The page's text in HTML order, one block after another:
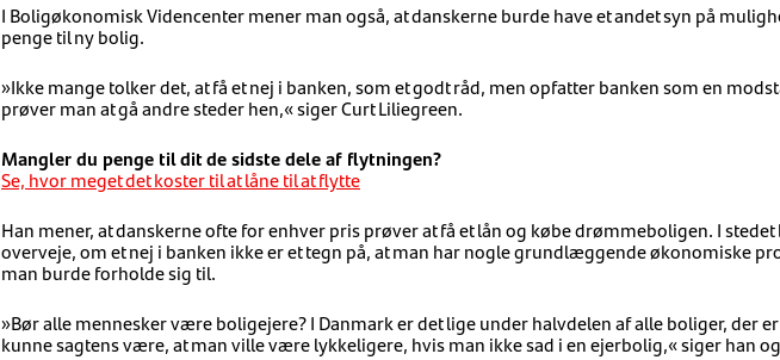
I Boligøkonomisk Videncenter mener man også, at danskerne burde have et andet syn på
penge til ny bolig.
»Ikke mange tolker det, at få et nej i banken, som et godt råd, men opfatter banken som en
prøver man at gå andre steder hen,« siger Curt Liliegreen.
Mangler du penge til dit de sidste dele af flytningen?
Se, hvor meget det koster til at låne til at flytte
Han mener, at danskerne ofte for enhver pris prøver at få et lån og købe drømmeboligen. I
overveje, om et nej i banken ikke er et tegn på, at man har nogle grundlæggende økonomiske
man burde forholde sig til.
»Bør alle mennesker være boligejere? I Danmark er det lige under halvdelen af alle boliger, der
kunne sagtens være, at man ville være lykkeligere, hvis man ikke sad i en ejerbolig,« siger han